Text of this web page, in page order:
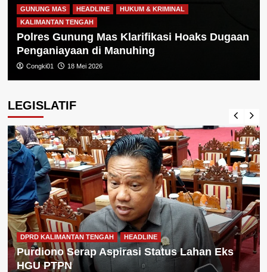
GUNUNG MAS HEADLINE
HUKUM & KRIMINAL
KALIMANTAN TENGAH
Polres Gunung Mas Klarifikasi Hoaks Dugaan
Penganiayaan di Manuhing
Congki01 18 Mei 2026
LEGISLATIF
DPRD KALIMANTAN TENGAH HEADLINE
Purdiono Serap Aspirasi Status Lahan Eks
HGU PTPN